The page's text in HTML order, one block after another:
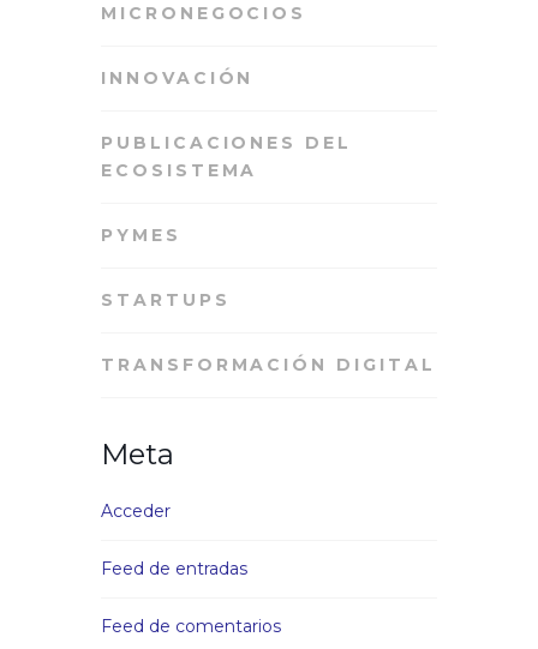
MICRONEGOCIOS
INNOVACIÓN
PUBLICACIONES DEL
ECOSISTEMA
PYMES
STARTUPS
TRANSFORMACIÓN DIGITAL
Meta
Acceder
Feed de entradas
Feed de comentarios